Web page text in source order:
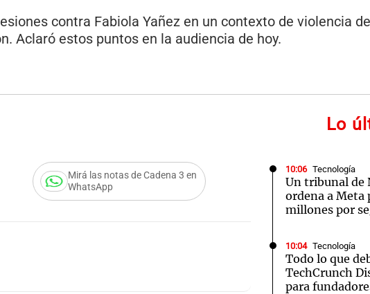
contra Fabiola Yañez en un contexto de violencia
Aclaró estos puntos en la audiencia de hoy.
Mirá las notas de Cadena 3 en
WhatsApp
Lo
10:06 Tecnología
Un tribunal de
ordena a Meta
millones por
10:04 Tecnología
Todo lo que
TechCrunch
para